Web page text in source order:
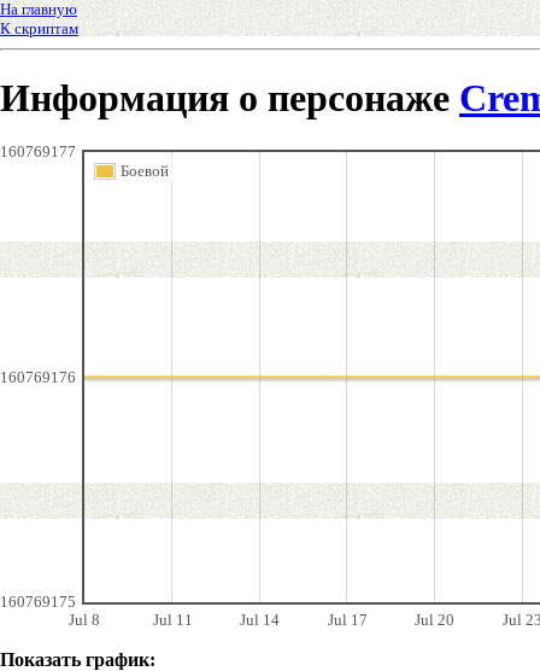
На главную
К скриптам
Информация о персонаже
Jul 8 Jul 11 Jul 14 Jul 17 Jul 20 Jul
160769175
160769176
160769177
Боевой
Показать график: